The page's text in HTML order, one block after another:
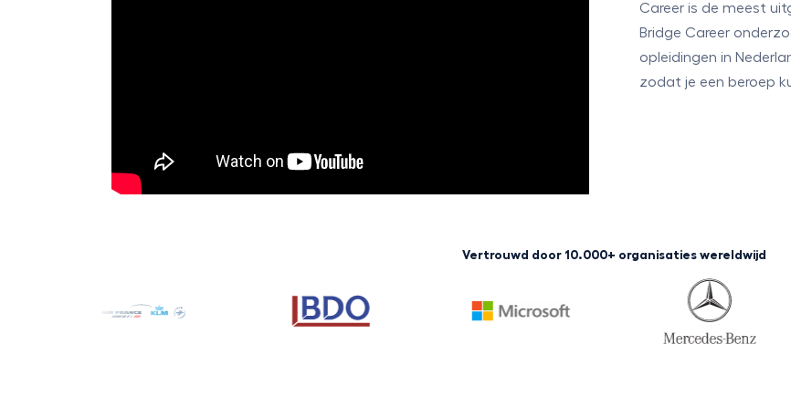
Career is de meest
Bridge Career
opleidingen in
zodat je een beroep
Vertrouwd door 10.000+ organisaties wereldwijd